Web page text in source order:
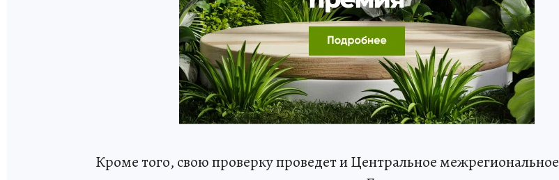
Кроме того, свою проверку проведет и Центральное межрегиональное